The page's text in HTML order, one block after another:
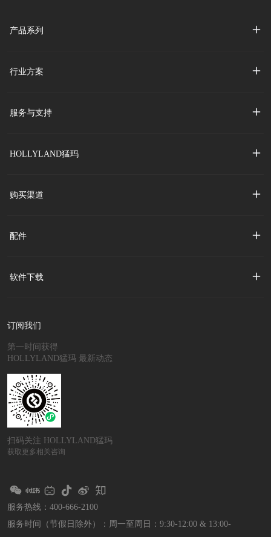
产品系列
行业方案
服务与支持
HOLLYLAND猛玛
购买渠道
配件
软件下载
订阅我们
第一时间获得
HOLLYLAND猛玛 最新动态
扫码关注 HOLLYLAND猛玛
获取更多相关咨询
服务热线：400-666-2100
服务时间（节假日除外）： 周一至周日：9:30-12:00 & 13:00-